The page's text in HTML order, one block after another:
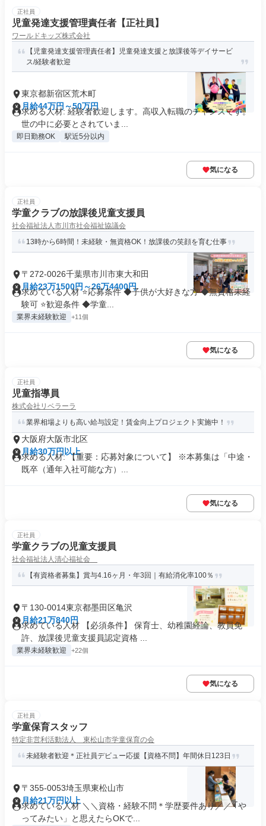
正社員
児童発達支援管理責任者【正社員】
ワールドキッズ株式会社
【児童発達支援管理責任者】児童発達支援と放課後等デイサービ
ス/経験者歓迎
東京都新宿区荒木町
月給44万円～50万円
求める人材: 経験者歓迎します。高収入転職のチャンスです。
世の中に必要とされていま...
即日勤務OK 駅近5分以内
気になる
正社員
学童クラブの放課後児童支援員
社会福祉法人市川市社会福祉協議会
13時から6時間！未経験・無資格OK！放課後の笑顔を育む仕事
〒272-0026千葉県市川市東大和田
月給23万1500円～26万4400円
求めている人材 ⭐応募条件 ◆子供が大好きな方 ◆無資格未経
験可 ⭐歓迎条件 ◆学童...
業界未経験歓迎 +11個
気になる
正社員
児童指導員
株式会社リベラーラ
業界相場よりも高い給与設定！賃金向上プロジェクト実施中！
大阪府大阪市北区
月給30万円以上
求める人材: 【重要：応募対象について】 ※本募集は「中途・
既卒（通年入社可能な方）...
気になる
正社員
学童クラブの児童支援員
社会福祉法人清心福祉会
【有資格者募集】賞与4.16ヶ月・年3回｜有給消化率100％
〒130-0014東京都墨田区亀沢
月給21万840円
求めている人材 【必須条件】 保育士、幼稚園経論、教員免
許、放課後児童支援員認定資格 ...
業界未経験歓迎 +22個
気になる
正社員
学童保育スタッフ
特定非営利活動法人 東松山市学童保育の会
未経験者歓迎＊正社員デビュー応援【資格不問】年間休日123日
〒355-0053埼玉県東松山市
月給21万円以上
求めている人材 ＼＼資格・経験不問＊学歴要件あり／／ ｢や
ってみたい」と思えたらOKで...